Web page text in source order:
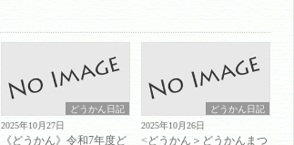
どうかん日記
2025年10月27日
《どうかん》令和7年度ど
どうかん日記
2025年10月26日
<どうかん＞どうかんまつ